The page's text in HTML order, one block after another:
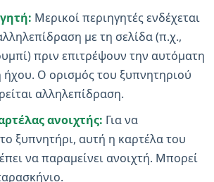
Μερικοί περιηγητές ενδέχεται
με τη σελίδα (π.χ.,
πριν επιτρέψουν την αυτόματη
Ο ορισμός του ξυπνητηριού
αλληλεπίδραση.
ανοιχτής: Για να
ξυπνητήρι, αυτή η καρτέλα του
να παραμείνει ανοιχτή. Μπορεί